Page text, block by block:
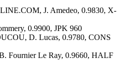
J. Amedeo, 0.9830, X-
0.9900, JPK 960
D. Lucas, 0.9780, CONS
Fournier Le Ray, 0.9660, HALF